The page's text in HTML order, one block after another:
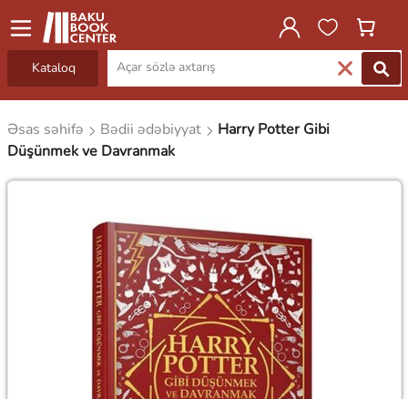
Kataloq
Əsas səhifə Bədii ədəbiyyat
Harry Potter Gibi
Düşünmek ve Davranmak